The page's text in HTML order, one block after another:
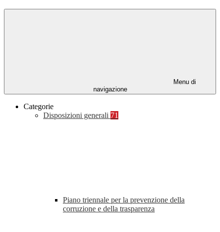
Menu di
navigazione
Categorie
Disposizioni generali 71
Piano triennale per la prevenzione della
corruzione e della trasparenza